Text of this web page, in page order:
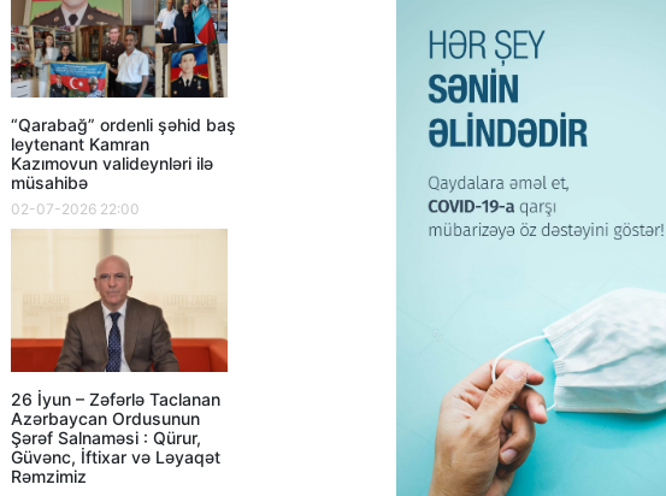
“Qarabağ” ordenli şəhid baş
leytenant Kamran
Kazımovun valideynləri ilə
müsahibə
02-07-2026 22:00
26 İyun – Zəfərlə Taclanan
Azərbaycan Ordusunun
Şərəf Salnaməsi : Qürur,
Güvənc, İftixar və Ləyaqət
Rəmzimiz